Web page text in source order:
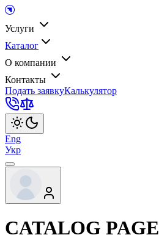
Услуги
Каталог
О компании
Контакты
Подать заявкуКалькулятор
Eng
Укр
CATALOG PAGE